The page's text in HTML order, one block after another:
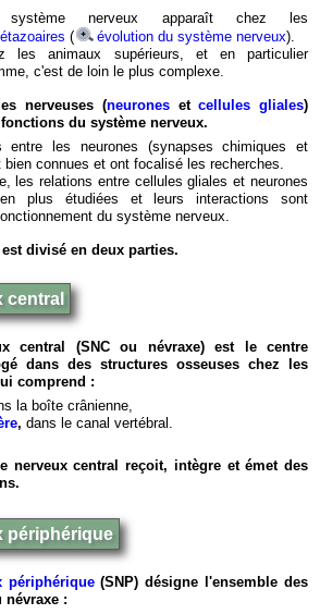
nerveux apparaît chez les
( évolution du système nerveux).
les animaux supérieurs, et en particulier
c'est de loin le plus complexe.
nerveuses (neuronesetcellules gliales)
du système nerveux.
entre les neurones (synapses chimiques et
bien connues et ont focalisé les recherches.
les relations entre cellules gliales et neurones
plus étudiées et leurs interactions sont
du système nerveux.
divisé en deux parties.
central
central (SNC ou névraxe) est le centre
dans des structures osseuses chez les
comprend :
la boîte crânienne,
, dans le canal vertébral.
nerveux central reçoit, intègre et émet des
périphérique
périphérique(SNP) désigne l'ensemble des
névraxe :